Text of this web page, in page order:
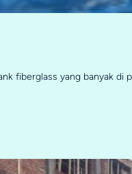
fiberglass yang banyak di